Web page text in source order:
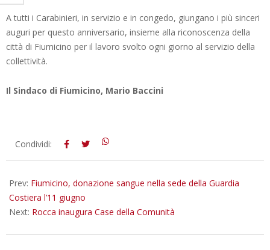
A tutti i Carabinieri, in servizio e in congedo, giungano i più sinceri
auguri per questo anniversario, insieme alla riconoscenza della
città di Fiumicino per il lavoro svolto ogni giorno al servizio della
collettività.
Il Sindaco di Fiumicino, Mario Baccini
2026-
Condividi:
Prev: Fiumicino, donazione sangue nella sede della Guardia
Costiera l’11 giugno
Next: Rocca inaugura Case della Comunità